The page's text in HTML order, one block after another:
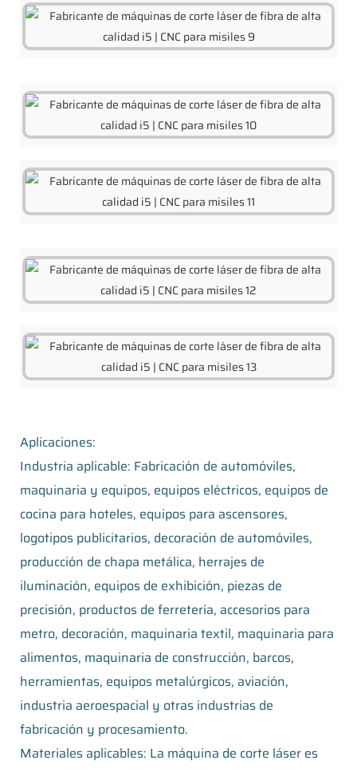
Aplicaciones:
Industria aplicable: Fabricación de automóviles,
maquinaria y equipos, equipos eléctricos, equipos de
cocina para hoteles, equipos para ascensores,
logotipos publicitarios, decoración de automóviles,
producción de chapa metálica, herrajes de
iluminación, equipos de exhibición, piezas de
precisión, productos de ferretería, accesorios para
metro, decoración, maquinaria textil, maquinaria para
alimentos, maquinaria de construcción, barcos,
herramientas, equipos metalúrgicos, aviación,
industria aeroespacial y otras industrias de
fabricación y procesamiento.
Materiales aplicables: La máquina de corte láser es